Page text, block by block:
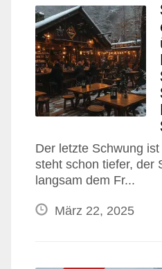
Der letzte Schwung
steht schon tiefer, der
langsam dem Fr...
März 22, 2025